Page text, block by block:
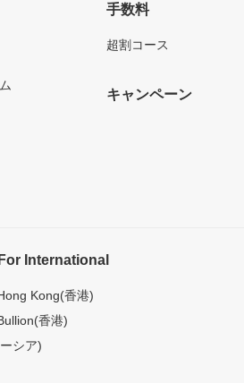
手数料
超割コース
キャンペーン
International
Kong(香港)
香港)
シア)